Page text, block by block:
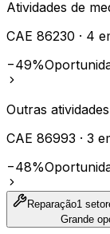
Atividades de
CAE 86230 · 4
−49%
Outras
CAE 86993 · 3
−48%
Reparação1
Grande